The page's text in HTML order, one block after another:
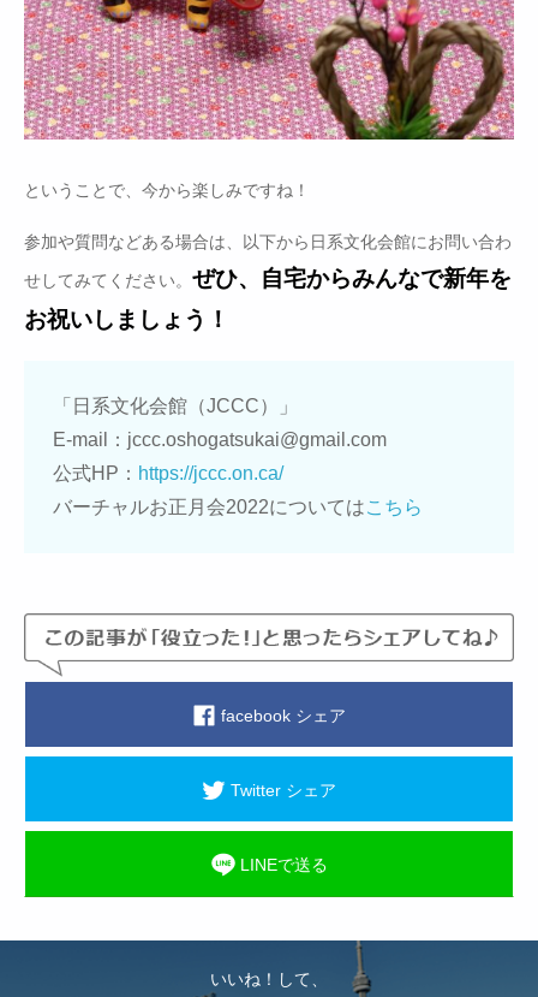
ということで、今から楽しみですね！
参加や質問などある場合は、以下から日系文化会館にお問い合わ
せしてみてください。 ぜひ、自宅からみんなで新年を
お祝いしましょう！
「日系文化会館（JCCC）」
E-mail： jccc.oshogatsukai@gmail.com
公式HP： https://jccc.on.ca/
バーチャルお正月会2022についてはこちら
facebook シェア
Twitter シェア
LINEで送る
いいね！して、